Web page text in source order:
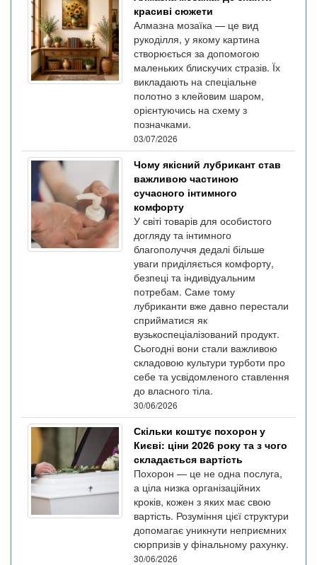
красиві сюжети
Алмазна мозаїка — це вид
рукоділля, у якому картина
створюється за допомогою
маленьких блискучих стразів. Їх
викладають на спеціальне
полотно з клейовим шаром,
орієнтуючись на схему з
позначками.
03/07/2026
Чому якісний лубрикант став
важливою частиною
сучасного інтимного
комфорту
У світі товарів для особистого
догляду та інтимного
благополуччя дедалі більше
уваги приділяється комфорту,
безпеці та індивідуальним
потребам. Саме тому
лубриканти вже давно перестали
сприйматися як
вузькоспеціалізований продукт.
Сьогодні вони стали важливою
складовою культури турботи про
себе та усвідомленого ставлення
до власного тіла.
30/06/2026
Скільки коштує похорон у
Києві: ціни 2026 року та з чого
складається вартість
Похорон — це не одна послуга,
а ціла низка організаційних
кроків, кожен з яких має свою
вартість. Розуміння цієї структури
допомагає уникнути неприємних
сюрпризів у фінальному рахунку.
30/06/2026